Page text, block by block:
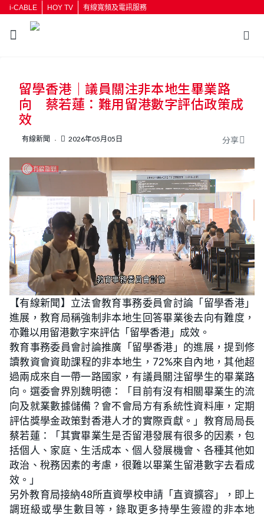
i-CABLE HOY TV 有線寬頻及電訊服務
按輸入鍵開始搜尋
留學香港｜議員關注非本地生畢業路
向 蔡若蓮：難用留港數字評估政策成
效
有線新聞 2026年05月05日 分享
n
m
t
e
o
a
d
e
d
:
1
4
.
0
9
%
【有線新聞】立法會教育事務委員會討論「留學香港」
進展，教育局稱強制非本地生回答畢業後去向有難度，
亦難以用留港數字來評估「留學香港」成效。
教育事務委員會討論推廣「留學香港」的進展，提到修
讀教資會資助課程的非本地生，72%來自內地，其他超
過兩成來自一帶一路國家，有議員關注留學生的畢業路
向。選委會界別魏明德：「目前有沒有相關畢業生的流
向及就業數據儲備？會不會局方有系統性資料庫，定期
評估獎學金政策對香港人才的實際貢獻。」教育局局長
蔡若蓮：「其實畢業生是否留港發展有很多的因素，包
括個人、家庭、生活成本、個人發展機會、各種其他如
政治、稅務因素的考慮，很難以畢業生留港數字去看成
效。」
另外教育局接納48所直資學校申請「直資擴容」，即上
調班級或學生數目等，錄取更多持學生簽證的非本地